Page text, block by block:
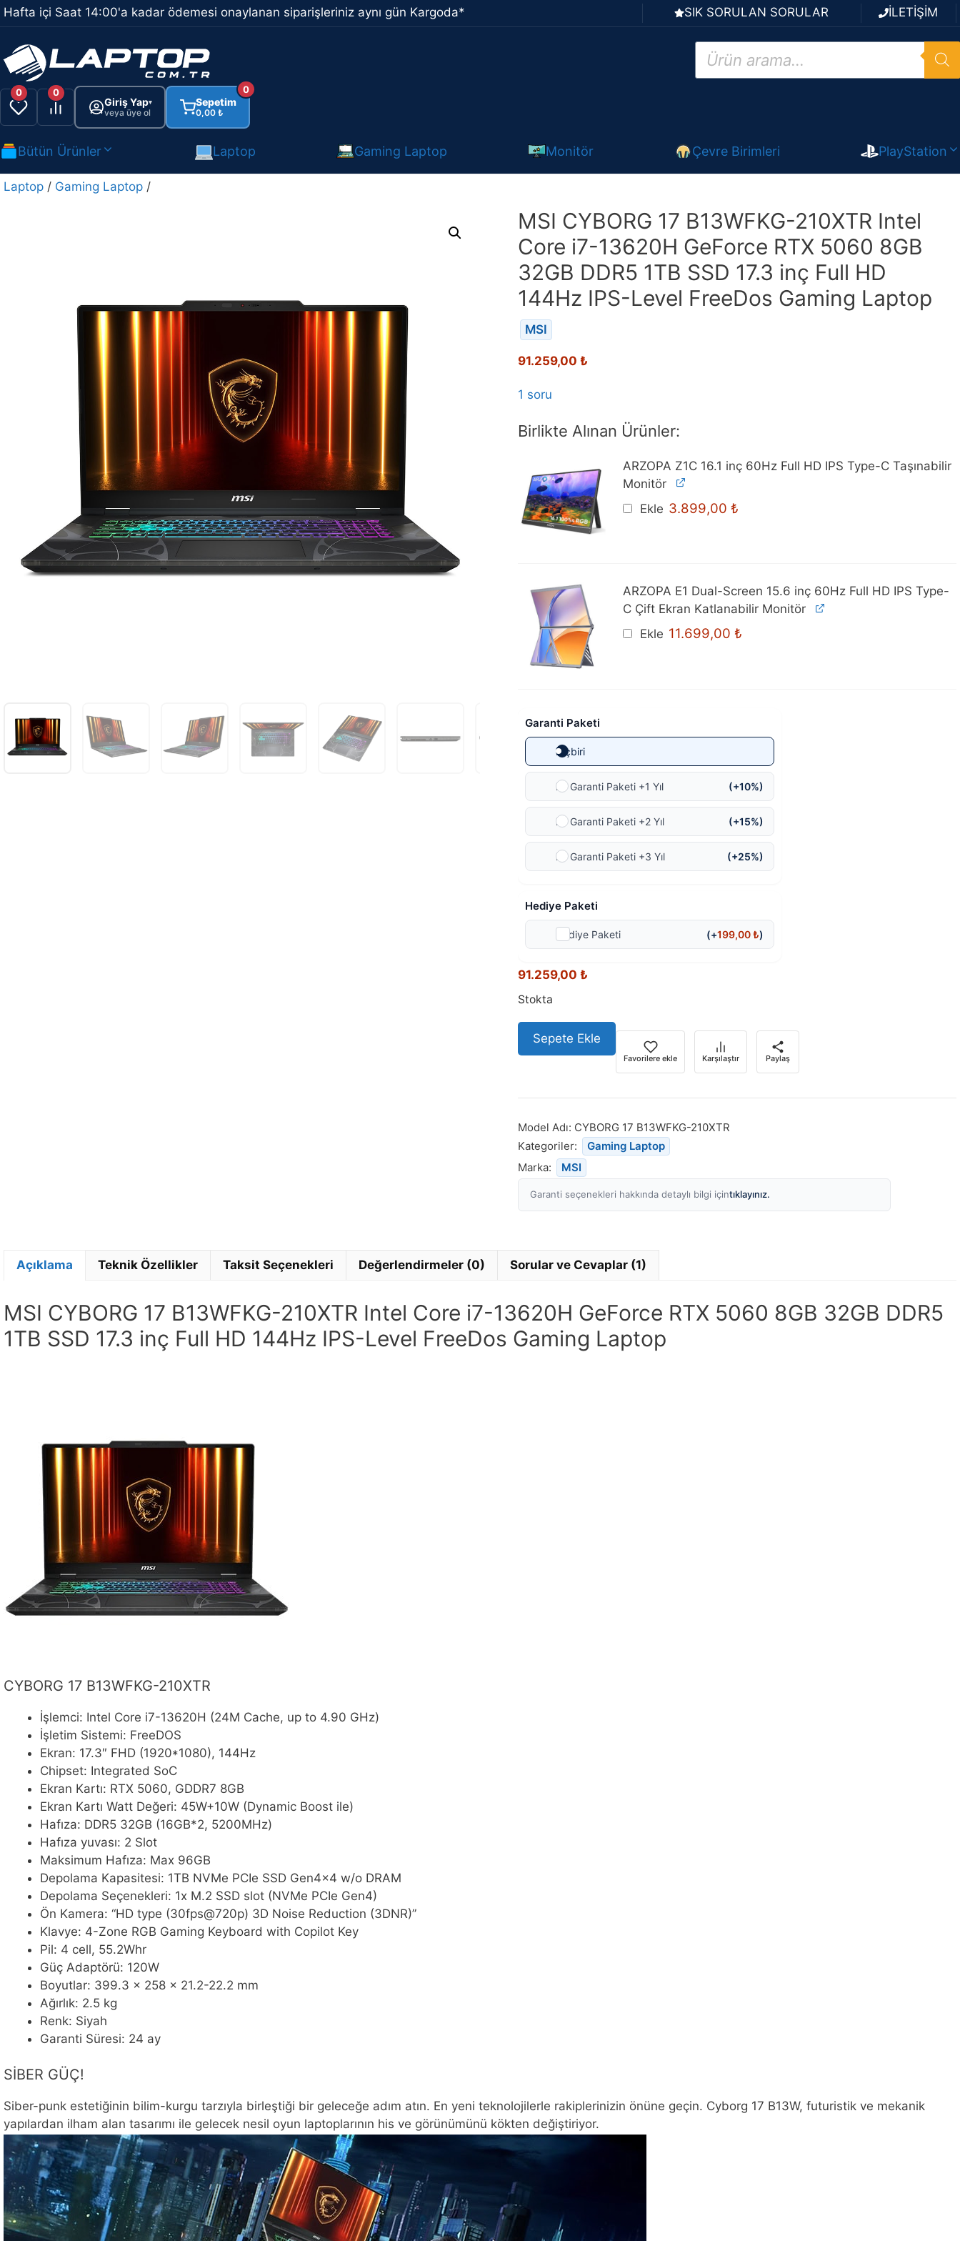
İçeriğe
atla
Hafta içi Saat 14:00'a kadar ödemesi onaylanan siparişleriniz aynı gün Kargoda* SIK SORULAN SORULAR İLETİŞİM
Products
search
0 0
Giriş Yap▾
veya üye ol
Sepetim
0,00 ₺
0
Bütün Ürünler Laptop Gaming Laptop Monitör Çevre Birimleri PlayStation
Laptop / Gaming Laptop /
MSI CYBORG 17 B13WFKG-210XTR Intel
Core i7-13620H GeForce RTX 5060 8GB
32GB DDR5 1TB SSD 17.3 inç Full HD
144Hz IPS-Level FreeDos Gaming Laptop
MSI
91.259,00 ₺
1 soru
Birlikte Alınan Ürünler:
ARZOPA Z1C 16.1 inç 60Hz Full HD IPS Type-C Taşınabilir
Monitör
Ekle Orijinal
fiyat:
3.899,00 ₺
ARZOPA E1 Dual-Screen 15.6 inç 60Hz Full HD IPS Type-
C Çift Ekran Katlanabilir Monitör
Ekle Orijinal
fiyat:
11.699,00 ₺Mevcut
Garanti Paketi
Hiçbiri
Ek Garanti Paketi +1 Yıl (+10%)
Ek Garanti Paketi +2 Yıl (+15%)
Ek Garanti Paketi +3 Yıl (+25%)
Hediye Paketi
Hediye Paketi (+199,00₺)
91.259,00 ₺
Stokta
Sepete Ekle
Favorilere ekle Karşılaştır Paylaş
Model Adı: CYBORG 17 B13WFKG-210XTR
Kategoriler:
Gaming Laptop
Marka:
MSI
Garanti seçenekleri hakkında detaylı bilgi içintıklayınız.
Açıklama Teknik Özellikler Taksit Seçenekleri Değerlendirmeler (0) Sorular ve Cevaplar (1)
MSI CYBORG 17 B13WFKG-210XTR Intel Core i7-13620H GeForce RTX 5060 8GB 32GB DDR5
1TB SSD 17.3 inç Full HD 144Hz IPS-Level FreeDos Gaming Laptop
CYBORG 17 B13WFKG-210XTR
İşlemci: Intel Core i7-13620H (24M Cache, up to 4.90 GHz)
İşletim Sistemi: FreeDOS
Ekran: 17.3″ FHD (1920*1080), 144Hz
Chipset: Integrated SoC
Ekran Kartı: RTX 5060, GDDR7 8GB
Ekran Kartı Watt Değeri: 45W+10W (Dynamic Boost ile)
Hafıza: DDR5 32GB (16GB*2, 5200MHz)
Hafıza yuvası: 2 Slot
Maksimum Hafıza: Max 96GB
Depolama Kapasitesi: 1TB NVMe PCIe SSD Gen4x4 w/o DRAM
Depolama Seçenekleri: 1x M.2 SSD slot (NVMe PCIe Gen4)
Ön Kamera: “HD type (30fps@720p) 3D Noise Reduction (3DNR)”
Klavye: 4-Zone RGB Gaming Keyboard with Copilot Key
Pil: 4 cell, 55.2Whr
Güç Adaptörü: 120W
Boyutlar: 399.3 x 258 x 21.2-22.2 mm
Ağırlık: 2.5 kg
Renk: Siyah
Garanti Süresi: 24 ay
SİBER GÜÇ!
Siber-punk estetiğinin bilim-kurgu tarzıyla birleştiği bir geleceğe adım atın. En yeni teknolojilerle rakiplerinizin önüne geçin. Cyborg 17 B13W, futuristik ve mekanik
yapılardan ilham alan tasarımı ile gelecek nesil oyun laptoplarının his ve görünümünü kökten değiştiriyor.